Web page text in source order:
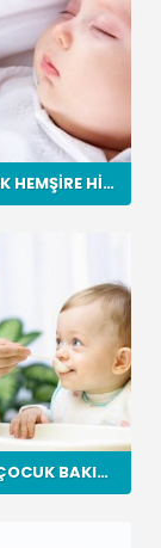
EVDE BEBEK HEMŞIRE HIZMETI
BEBEK VE ÇOCUK BAKICILIĞI